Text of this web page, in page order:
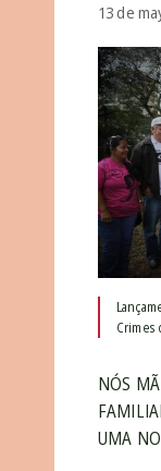
13 de
Crimes
NÓS
UMA